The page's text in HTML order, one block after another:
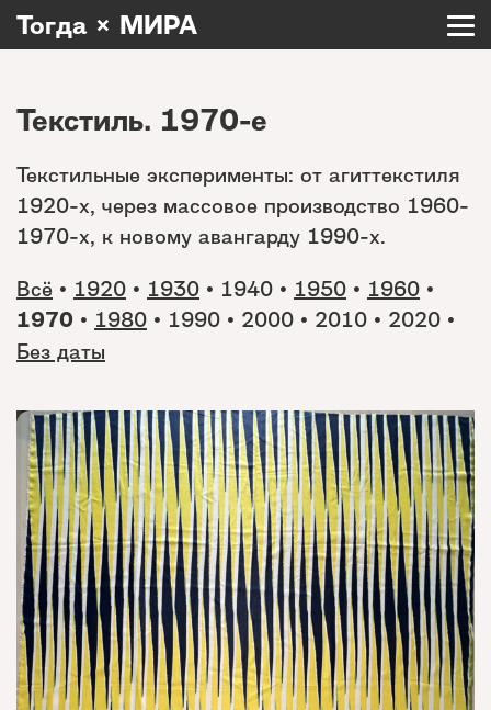
Тогда × МИРА
Текстиль. 1970-е
Текстильные эксперименты: от агиттекстиля
1920-х, через массовое производство 1960-
1970-х, к новому авангарду 1990-х.
Всё • 1920 • 1930 • 1940 • 1950 • 1960 •
1970 • 1980 • 1990 • 2000 • 2010 • 2020 •
Без даты